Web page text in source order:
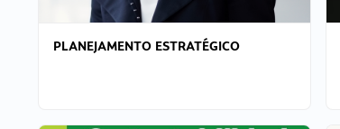
PLANEJAMENTO ESTRATÉGICO